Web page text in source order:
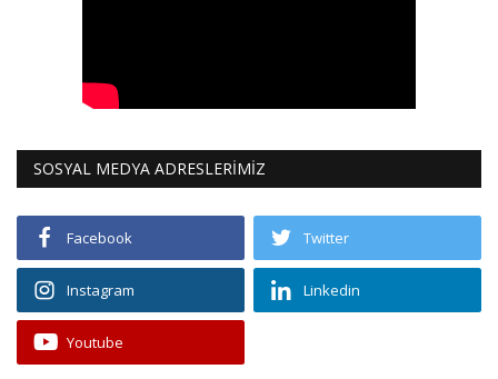
SOSYAL MEDYA ADRESLERİMİZ
Facebook Twitter
Instagram Linkedin
Youtube